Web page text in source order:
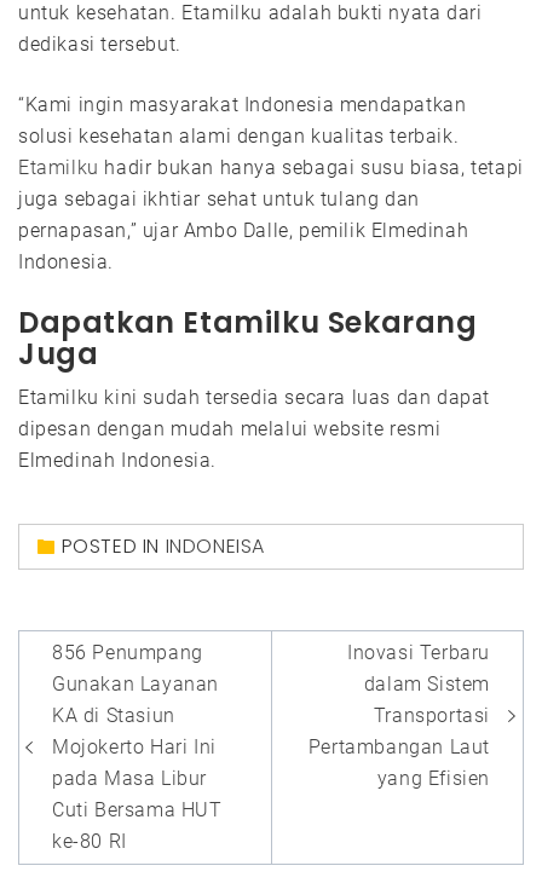
untuk kesehatan. Etamilku adalah bukti nyata dari
dedikasi tersebut.
“Kami ingin masyarakat Indonesia mendapatkan
solusi kesehatan alami dengan kualitas terbaik.
Etamilku hadir bukan hanya sebagai susu biasa, tetapi
juga sebagai ikhtiar sehat untuk tulang dan
pernapasan,” ujar Ambo Dalle, pemilik Elmedinah
Indonesia.
Dapatkan Etamilku Sekarang
Juga
Etamilku kini sudah tersedia secara luas dan dapat
dipesan dengan mudah melalui website resmi
Elmedinah Indonesia.
POSTED IN INDONEISA
Post
navigation
856 Penumpang
Gunakan Layanan
KA di Stasiun
Mojokerto Hari Ini
pada Masa Libur
Cuti Bersama HUT
ke-80 RI
Inovasi Terbaru
dalam Sistem
Transportasi
Pertambangan Laut
yang Efisien